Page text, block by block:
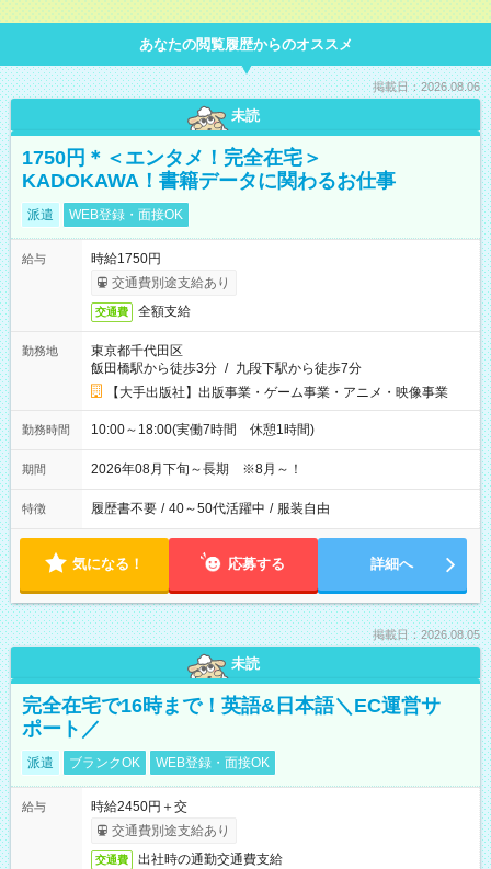
あなたの閲覧履歴からのオススメ
掲載日：2026.08.06
未読
1750円＊＜エンタメ！完全在宅＞
KADOKAWA！書籍データに関わるお仕事
派遣 WEB登録・面接OK
給与
時給1750円
交通費別途支給あり
交通費 全額支給
勤務地
東京都千代田区
飯田橋駅から徒歩3分 / 九段下駅から徒歩7分
【大手出版社】出版事業・ゲーム事業・アニメ・映像事業
勤務時間 10:00～18:00(実働7時間 休憩1時間)
期間 2026年08月下旬～長期 ※8月～！
特徴 履歴書不要 / 40～50代活躍中 / 服装自由
気になる！ 応募する 詳細へ
掲載日：2026.08.05
未読
完全在宅で16時まで！英語&日本語＼EC運営サ
ポート／
派遣 ブランクOK WEB登録・面接OK
給与
時給2450円＋交
交通費別途支給あり
交通費 出社時の通勤交通費支給